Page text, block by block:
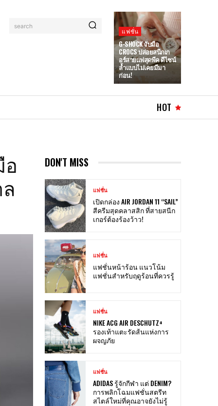
search
แฟชั่น
G-SHOCK จับมือ
CROCS ปล่อยสนีกเก
อร์สายแฟสุดพีค ดีไซน์
ล้ำแบบไม่เคยมีมา
ก่อน!
HOT
อ
DON'T MISS
แฟชั่น
เปิดกล่อง AIR JORDAN 11 “SAIL”
สีครีมสุดคลาสสิก ที่สายสนีก
เกอร์ต้องร้องว้าว!
แฟชั่น
แฟชั่นหน้าร้อน แนวโน้ม
แฟชั่นสำหรับฤดูร้อนที่ควรรู้
แฟชั่น
NIKE ACG AIR DESCHUTZ+
รองเท้าแตะรัดส้นแห่งการ
ผจญภัย
แฟชั่น
ADIDAS รู้จักกีฬา แต่ DENIM?
การพลิกโฉมแฟชั่นสตรีท
สไตล์ใหม่ที่คุณอาจยังไม่รู้